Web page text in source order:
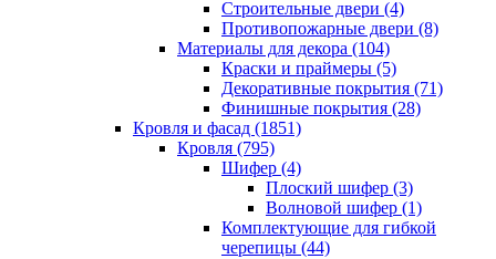
Строительные двери (4)
Противопожарные двери (8)
Материалы для декора (104)
Краски и праймеры (5)
Декоративные покрытия (71)
Финишные покрытия (28)
Кровля и фасад (1851)
Кровля (795)
Шифер (4)
Плоский шифер (3)
Волновой шифер (1)
Комплектующие для гибкой
черепицы (44)